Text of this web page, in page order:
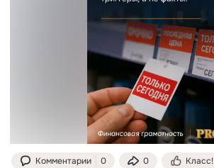
Комментарии 0 0 Класс!